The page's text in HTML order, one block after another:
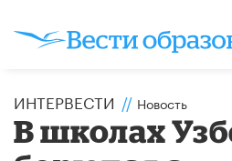
ИНТЕРВЕСТИ // Новость
В школах